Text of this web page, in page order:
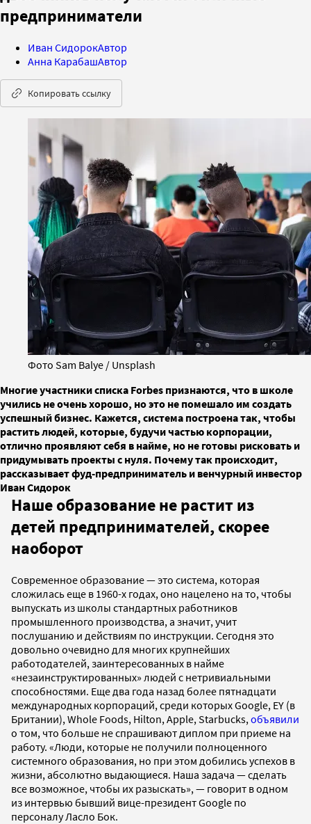
предприниматели
Иван СидорокАвтор
Анна КарабашАвтор
Копировать ссылку
Фото Sam Balye / Unsplash
Многие участники списка Forbes признаются, что в школе
учились не очень хорошо, но это не помешало им создать
успешный бизнес. Кажется, система построена так, чтобы
растить людей, которые, будучи частью корпорации,
отлично проявляют себя в найме, но не готовы рисковать и
придумывать проекты с нуля. Почему так происходит,
рассказывает фуд-предприниматель и венчурный инвестор
Иван Сидорок
Наше образование не растит из
детей предпринимателей, скорее
наоборот
Современное образование — это система, которая
сложилась еще в 1960-х годах, оно нацелено на то, чтобы
выпускать из школы стандартных работников
промышленного производства, а значит, учит
послушанию и действиям по инструкции. Сегодня это
довольно очевидно для многих крупнейших
работодателей, заинтересованных в найме
«незаинструктированных» людей с нетривиальными
способностями. Еще два года назад более пятнадцати
международных корпораций, среди которых Google, EY (в
Британии), Whole Foods, Hilton, Apple, Starbucks, объявили
о том, что больше не спрашивают диплом при приеме на
работу. «Люди, которые не получили полноценного
системного образования, но при этом добились успехов в
жизни, абсолютно выдающиеся. Наша задача — сделать
все возможное, чтобы их разыскать», — говорит в одном
из интервью бывший вице-президент Google по
персоналу Ласло Бок.